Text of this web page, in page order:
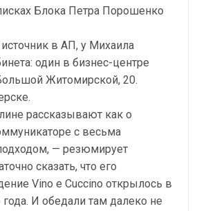
Блока Петра Порошенко
в АП, у Михаила
один в бизнес-центре
Житомирской, 20.
рассказывают как о
с весьма
— резюмирует
сказать, что его
Vino e Cuccino открылось в
И обедали там далеко не